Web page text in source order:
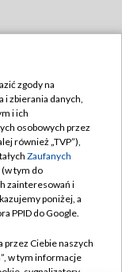
zgody na
i zbierania danych,
i ich
osobowych przez
również „TVP”),
Zaufanych
tym do
zainteresowań i
poniżej, a
PPID do Google.
przez Ciebie naszych
w tym informacje